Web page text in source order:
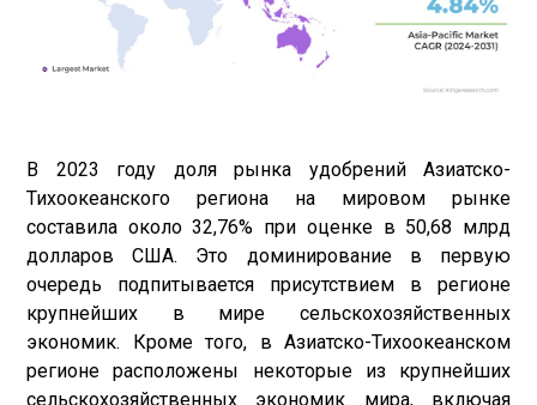
В 2023 году доля рынка удобрений Азиатско-
Тихоокеанского региона на мировом рынке
составила около 32,76% при оценке в 50,68 млрд
долларов США. Это доминирование в первую
очередь подпитывается присутствием в регионе
крупнейших в мире сельскохозяйственных
экономик. Кроме того, в Азиатско-Тихоокеанском
регионе расположены некоторые из крупнейших
сельскохозяйственных экономик мира, включая